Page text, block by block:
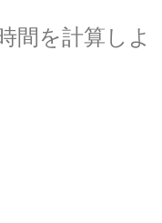
間を計算しよ